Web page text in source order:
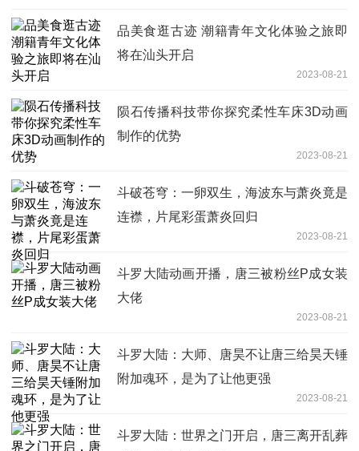
品美食逛古迹 潮籍青年文化体验之旅即
将在汕头开启
2023-08-21
陨石传播科技带你探究柔性车床3D动画
制作的优势
2023-08-21
斗破苍穹：一卵双生，海波东与萧炎竟是
连襟，片尾彩蛋萧炎回归
2023-08-21
斗罗大陆动画开播，唐三被粉丝P成女装
大佬
2023-08-21
斗罗大陆：大师、唐昊不让唐三给昊天锤
附加魂环，是为了让他更强
2023-08-21
斗罗大陆：世界之门开启，唐三离开乱葬